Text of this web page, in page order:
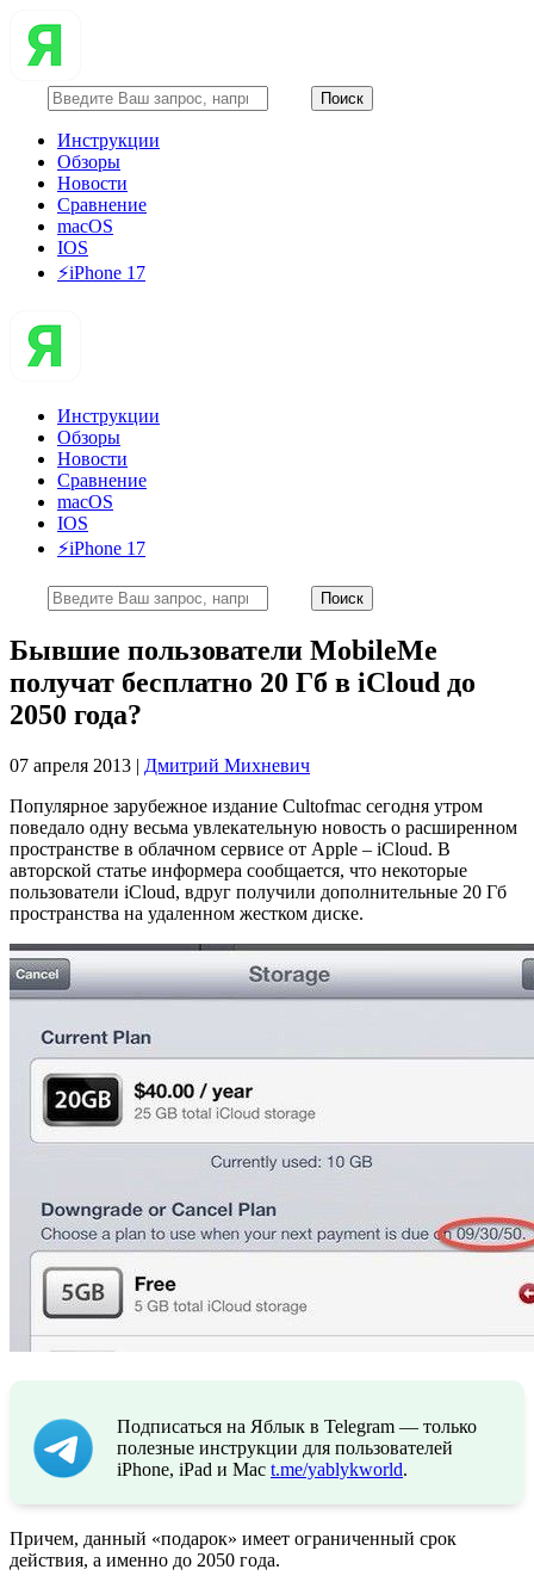
Инструкции
Обзоры
Новости
Сравнение
macOS
IOS
⚡️iPhone 17
Инструкции
Обзоры
Новости
Сравнение
macOS
IOS
⚡️iPhone 17
Бывшие пользователи MobileMe
получат бесплатно 20 Гб в iCloud до
2050 года?
07 апреля 2013 | Дмитрий Михневич
Популярное зарубежное издание Cultofmac сегодня утром
поведало одну весьма увлекательную новость о расширенном
пространстве в облачном сервисе от Apple – iCloud. В
авторской статье информера сообщается, что некоторые
пользователи iCloud, вдруг получили дополнительные 20 Гб
пространства на удаленном жестком диске.
Подписаться на Яблык в Telegram — только
полезные инструкции для пользователей
iPhone, iPad и Mac t.me/yablykworld.
Причем, данный «подарок» имеет ограниченный срок
действия, а именно до 2050 года.